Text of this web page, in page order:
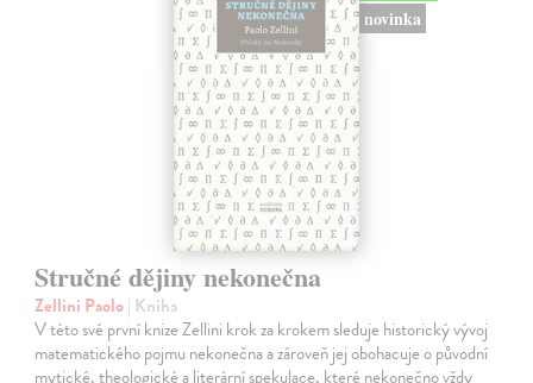
novinka
Stručné dějiny nekonečna
Zellini Paolo| Kniha
V této své první knize Zellini krok za krokem sleduje historický vývoj
matematického pojmu nekonečna a zároveň jej obohacuje o původní
mytické, theologické a literární spekulace, které nekonečno vždy